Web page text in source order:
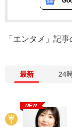
「エンタメ」記
最新 24
NEW